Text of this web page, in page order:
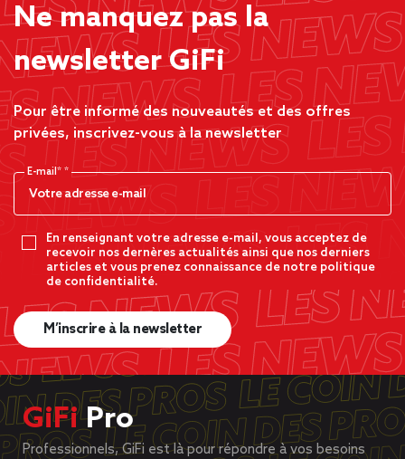
Ne manquez pas la
newsletter GiFi
Pour être informé des nouveautés et des offres
privées, inscrivez-vous à la newsletter
E-mail*
En renseignant votre adresse e-mail, vous acceptez de
recevoir nos dernères actualités ainsi que nos derniers
articles et vous prenez connaissance de notre politique
de confidentialité.
M’inscrire à la newsletter
GiFiPro
Professionnels, GiFi est là pour répondre à vos besoins